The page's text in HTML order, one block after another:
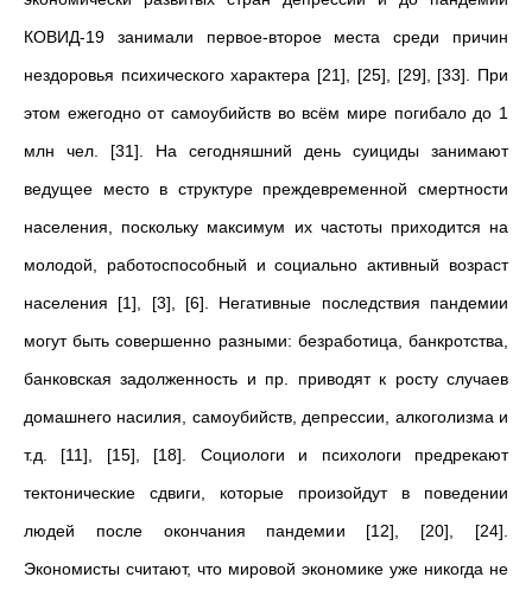
КОВИД-19 занимали первое-второе места среди причин
нездоровья психического характера [21], [25], [29], [33]. При
этом ежегодно от самоубийств во всём мире погибало до 1
млн чел. [31]. На сегодняшний день суициды занимают
ведущее место в структуре преждевременной смертности
населения, поскольку максимум их частоты приходится на
молодой, работоспособный и социально активный возраст
населения [1], [3], [6]. Негативные последствия пандемии
могут быть совершенно разными: безработица, банкротства,
банковская задолженность и пр. приводят к росту случаев
домашнего насилия, самоубийств, депрессии, алкоголизма и
т.д. [11], [15], [18]. Социологи и психологи предрекают
тектонические сдвиги, которые произойдут в поведении
людей после окончания пандемии [12], [20], [24].
Экономисты считают, что мировой экономике уже никогда не